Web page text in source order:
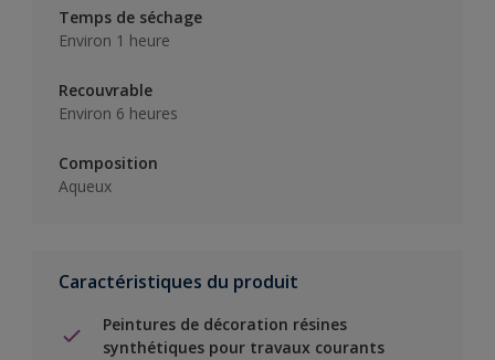
Temps de séchage
Environ 1 heure
Recouvrable
Environ 6 heures
Composition
Aqueux
Caractéristiques du produit
Peintures de décoration résines
synthétiques pour travaux courants